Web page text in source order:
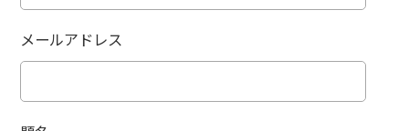
メールアドレス